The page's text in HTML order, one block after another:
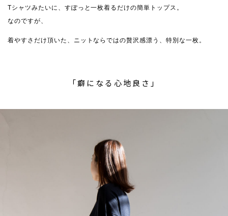
Tシャツみたいに、すぽっと一枚着るだけの簡単トップス。
なのですが、
着やすさだけ頂いた、ニットならではの贅沢感漂う、特別な一枚。
「癖になる心地良さ」